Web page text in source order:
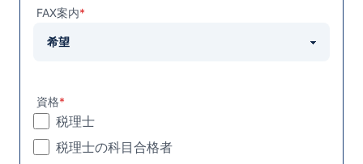
FAX案内*
資格*
税理士
税理士の科目合格者